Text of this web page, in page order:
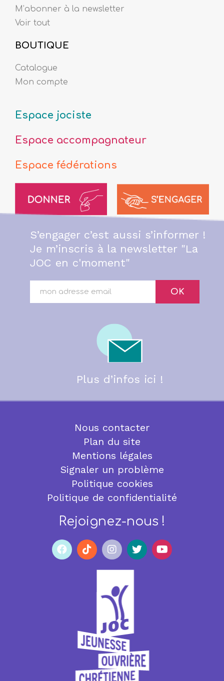
M’abonner à la newsletter
Voir tout
BOUTIQUE
Catalogue
Mon compte
Espace jociste
Espace accompagnateur
Espace fédérations
S’engager c’est aussi s’informer !
Je m’inscris à la newsletter "La
JOC en c'moment"
OK
Plus d’infos ici !
Nous contacter
Plan du site
Mentions légales
Signaler un problème
Politique cookies
Politique de confidentialité
Rejoignez-nous !